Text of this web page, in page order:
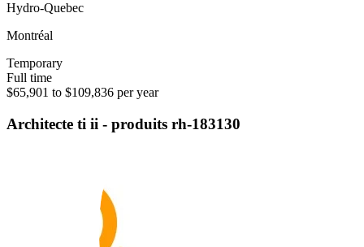
Hydro-Quebec
Montréal
Temporary
Full time
$65,901 to $109,836 per year
Architecte ti ii - produits rh-183130